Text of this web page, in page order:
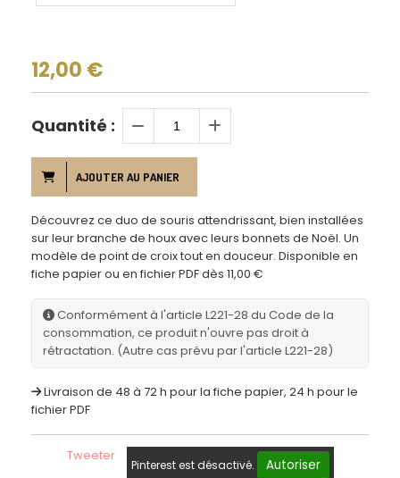
12,00 €
Quantité :
AJOUTER AU PANIER
Découvrez ce duo de souris attendrissant, bien installées
sur leur branche de houx avec leurs bonnets de Noël. Un
modèle de point de croix tout en douceur. Disponible en
fiche papier ou en fichier PDF dès 11,00 €
Conformément à l'article L221-28 du Code de la
consommation, ce produit n'ouvre pas droit à
rétractation. (Autre cas prévu par l'article L221-28)
Livraison de 48 à 72 h pour la fiche papier, 24 h pour le
fichier PDF
Tweeter
Pinterest est désactivé. Autoriser